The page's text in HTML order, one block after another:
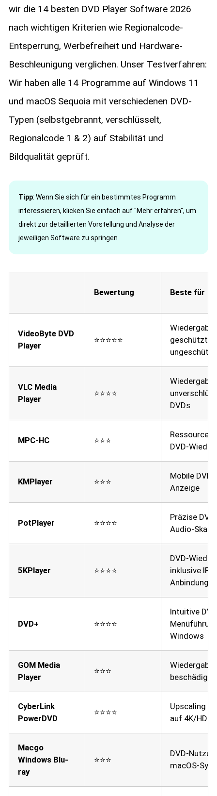
wir die 14 besten DVD Player Software 2026
nach wichtigen Kriterien wie Regionalcode-
Entsperrung, Werbefreiheit und Hardware-
Beschleunigung verglichen. Unser Testverfahren:
Wir haben alle 14 Programme auf Windows 11
und macOS Sequoia mit verschiedenen DVD-
Typen (selbstgebrannt, verschlüsselt,
Regionalcode 1 & 2) auf Stabilität und
Bildqualität geprüft.
Tipp: Wenn Sie sich für ein bestimmtes Programm
interessieren, klicken Sie einfach auf "Mehr erfahren", um
direkt zur detaillierten Vorstellung und Analyse der
jeweiligen Software zu springen.
Bewertung Beste für
VideoByte DVD
Player
⭐⭐⭐⭐⭐
Wiedergabe
geschützter
VLC Media
Player
⭐⭐⭐⭐
Wiedergabe
DVDs
MPC-HC ⭐⭐⭐
DVD-
KMPlayer ⭐⭐⭐
Mobile
Anzeige
PotPlayer ⭐⭐⭐⭐
Präzise
Audio-
5KPlayer ⭐⭐⭐⭐
DVD-
inklusive
Anbindung
DVD+ ⭐⭐⭐⭐
Intuitive
Windows
GOM Media
Player
⭐⭐⭐
Wiedergabe
CyberLink
PowerDVD
⭐⭐⭐⭐
Upscaling
auf 4K/HDR-
Macgo
Windows Blu-
ray
⭐⭐⭐
DVD-
macOS-